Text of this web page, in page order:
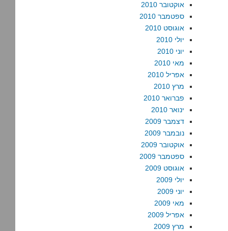
אוקטובר 2010
ספטמבר 2010
אוגוסט 2010
יולי 2010
יוני 2010
מאי 2010
אפריל 2010
מרץ 2010
פברואר 2010
ינואר 2010
דצמבר 2009
נובמבר 2009
אוקטובר 2009
ספטמבר 2009
אוגוסט 2009
יולי 2009
יוני 2009
מאי 2009
אפריל 2009
מרץ 2009